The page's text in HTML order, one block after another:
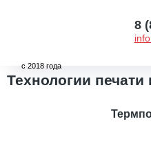
с 2018 года
8
Технологии печати